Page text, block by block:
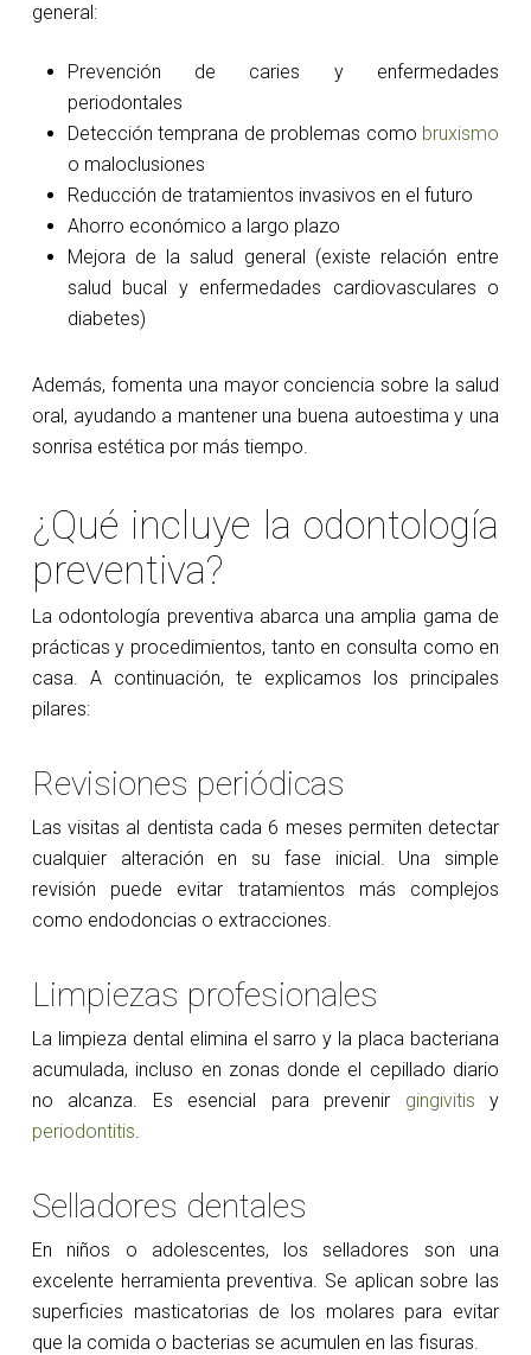
general:
Prevención de caries y enfermedades
periodontales
Detección temprana de problemas como bruxismo
o maloclusiones
Reducción de tratamientos invasivos en el futuro
Ahorro económico a largo plazo
Mejora de la salud general (existe relación entre
salud bucal y enfermedades cardiovasculares o
diabetes)
Además, fomenta una mayor conciencia sobre la salud
oral, ayudando a mantener una buena autoestima y una
sonrisa estética por más tiempo.
¿Qué incluye la odontología
preventiva?
La odontología preventiva abarca una amplia gama de
prácticas y procedimientos, tanto en consulta como en
casa. A continuación, te explicamos los principales
pilares:
Revisiones periódicas
Las visitas al dentista cada 6 meses permiten detectar
cualquier alteración en su fase inicial. Una simple
revisión puede evitar tratamientos más complejos
como endodoncias o extracciones.
Limpiezas profesionales
La limpieza dental elimina el sarro y la placa bacteriana
acumulada, incluso en zonas donde el cepillado diario
no alcanza. Es esencial para prevenir gingivitis y
periodontitis.
Selladores dentales
En niños o adolescentes, los selladores son una
excelente herramienta preventiva. Se aplican sobre las
superficies masticatorias de los molares para evitar
que la comida o bacterias se acumulen en las fisuras.